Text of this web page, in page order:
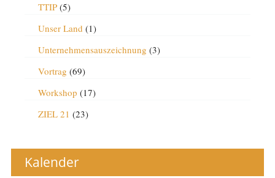
TTIP(5)
Unser Land (1)
Unternehmensauszeichnung (3)
Vortrag (69)
Workshop (17)
ZIEL 21 (23)
Kalender